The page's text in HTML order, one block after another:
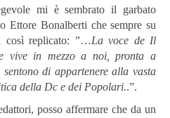
mi è sembrato il garbato
Ettore Bonalberti che sempre su
replicato: ”…La voce de Il
vive in mezzo a noi, pronta a
di appartenere alla vasta
della Dc e dei Popolari..”.
posso affermare che da un